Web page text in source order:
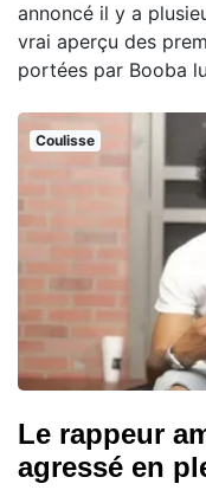
annoncé il y a
vrai aperçu des
portées par Booba
Coulisse
Le rappeur
agressé en